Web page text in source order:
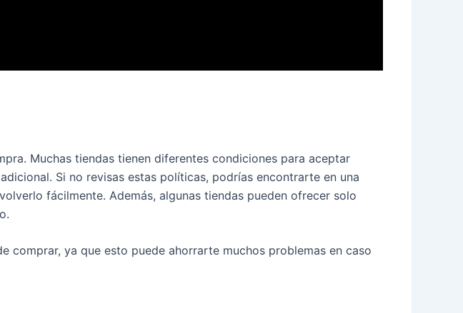
Muchas tiendas tienen diferentes condiciones para aceptar
Si no revisas estas políticas, podrías encontrarte en una
fácilmente. Además, algunas tiendas pueden ofrecer solo
comprar, ya que esto puede ahorrarte muchos problemas en caso